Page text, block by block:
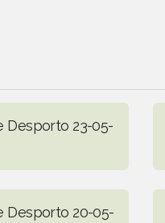
Desporto 23-05-
Desporto 20-05-